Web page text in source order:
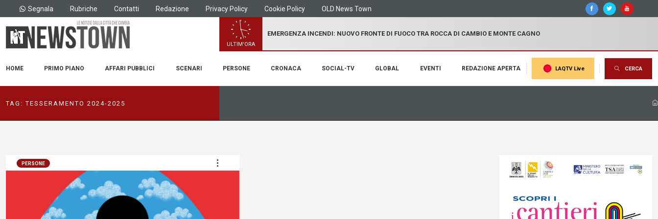
Segnala Rubriche Contatti Redazione Privacy Policy Cookie Policy OLD News Town
ULTIM'ORA
EMERGENZA INCENDI: NUOVO FRONTE DI FUOCO TRA ROCCA DI CAMBIO E MONTE CAGNO
HOME PRIMO PIANO AFFARI PUBBLICI SCENARI PERSONE CRONACA SOCIAL-TV GLOBAL EVENTI REDAZIONE APERTA LAQTV Live CERCA
TAG:TESSERAMENTO 2024-2025
PERSONE